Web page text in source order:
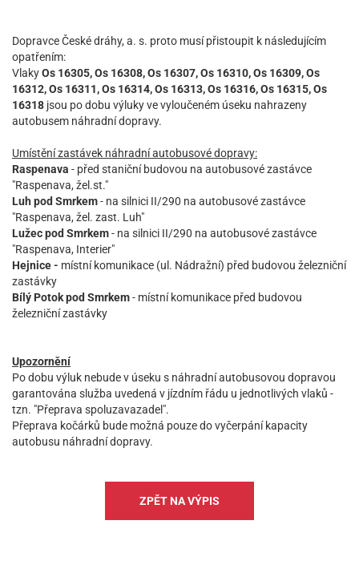
Dopravce České dráhy, a. s. proto musí přistoupit k následujícím
opatřením:
VlakyOs 16305, Os 16308, Os 16307, Os 16310, Os 16309, Os
16312, Os 16311, Os 16314, Os 16313, Os 16316, Os 16315, Os
16318 jsou po dobu výluky ve vyloučeném úseku nahrazeny
autobusem náhradní dopravy.
Umístění zastávek náhradní autobusové dopravy:
Raspenava - před staniční budovou na autobusové zastávce
"Raspenava, žel.st."
Luh pod Smrkem- na silnici II/290 na autobusové zastávce
"Raspenava, žel. zast. Luh"
Lužec pod Smrkem- na silnici II/290 na autobusové zastávce
"Raspenava, Interier"
Hejnice - místní komunikace (ul. Nádražní) před budovou železniční
zastávky
Bílý Potok pod Smrkem- místní komunikace před budovou
železniční zastávky
Upozornění
Po dobu výluk nebude v úseku s náhradní autobusovou dopravou
garantována služba uvedená v jízdním řádu u jednotlivých vlaků -
tzn. "Přeprava spoluzavazadel".
Přeprava kočárků bude možná pouze do vyčerpání kapacity
autobusu náhradní dopravy.
ZPĚT NA VÝPIS